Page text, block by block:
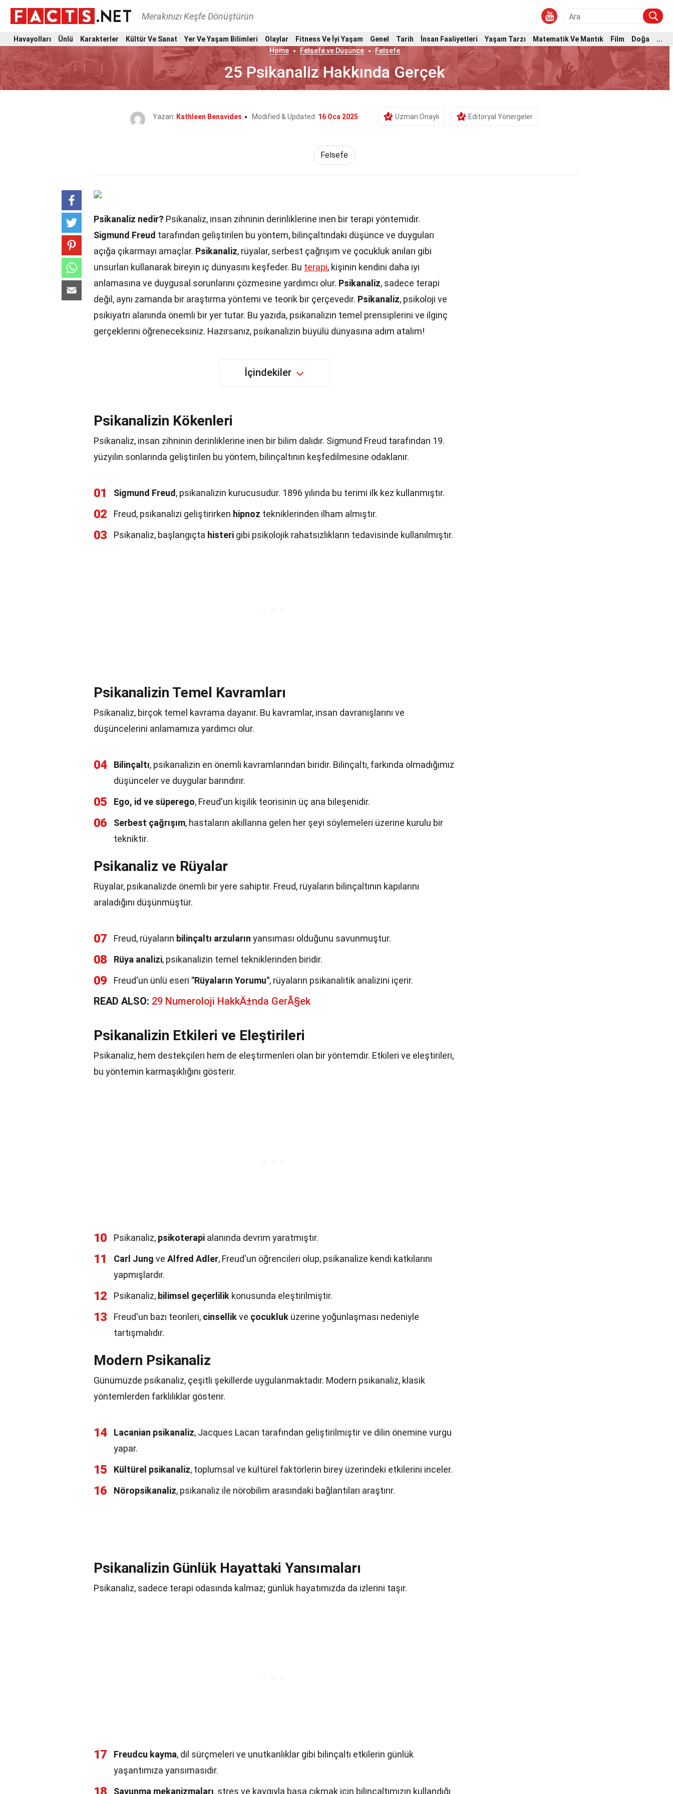
Merakınızı Keşfe Dönüştürün
Havayolları Ünlü Karakterler Kültür Ve Sanat Yer Ve Yaşam Bilimleri Olaylar Fitness Ve İyi Yaşam Genel Tarih İnsan Faaliyetleri Yaşam Tarzı Matematik Ve Mantık Film Doğa
...
Home
Felsefe ve Düşünce Felsefe
25 Psikanaliz Hakkında Gerçek
Yazan: Kathleen Benavides Modified & Updated: 16 Oca 2025 Uzman Onaylı Editoryal Yönergeler
Felsefe
Psikanaliz nedir? Psikanaliz, insan zihninin derinliklerine inen bir terapi yöntemidir.
Sigmund Freud tarafından geliştirilen bu yöntem, bilinçaltındaki düşünce ve duyguları
açığa çıkarmayı amaçlar. Psikanaliz, rüyalar, serbest çağrışım ve çocukluk anıları gibi
unsurları kullanarak bireyin iç dünyasını keşfeder. Bu terapi, kişinin kendini daha iyi
anlamasına ve duygusal sorunlarını çözmesine yardımcı olur. Psikanaliz, sadece terapi
değil, aynı zamanda bir araştırma yöntemi ve teorik bir çerçevedir. Psikanaliz, psikoloji ve
psikiyatri alanında önemli bir yer tutar. Bu yazıda, psikanalizin temel prensiplerini ve ilginç
gerçeklerini öğreneceksiniz. Hazırsanız, psikanalizin büyülü dünyasına adım atalım!
İçindekiler
Psikanalizin Kökenleri
Psikanaliz, insan zihninin derinliklerine inen bir bilim dalıdır. Sigmund Freud tarafından 19.
yüzyılın sonlarında geliştirilen bu yöntem, bilinçaltının keşfedilmesine odaklanır.
01 Sigmund Freud , psikanalizin kurucusudur. 1896 yılında bu terimi ilk kez kullanmıştır.
02 Freud, psikanalizi geliştirirken hipnoz tekniklerinden ilham almıştır.
03 Psikanaliz, başlangıçta histeri gibi psikolojik rahatsızlıkların tedavisinde kullanılmıştır.
Psikanalizin Temel Kavramları
Psikanaliz, birçok temel kavrama dayanır. Bu kavramlar, insan davranışlarını ve
düşüncelerini anlamamıza yardımcı olur.
04 Bilinçaltı, psikanalizin en önemli kavramlarından biridir. Bilinçaltı, farkında olmadığımız
düşünceler ve duygular barındırır.
05 Ego, id ve süperego, Freud'un kişilik teorisinin üç ana bileşenidir.
06 Serbest çağrışım, hastaların akıllarına gelen her şeyi söylemeleri üzerine kurulu bir
tekniktir.
Psikanaliz ve Rüyalar
Rüyalar, psikanalizde önemli bir yere sahiptir. Freud, rüyaların bilinçaltının kapılarını
araladığını düşünmüştür.
07 Freud, rüyaların bilinçaltı arzuların yansıması olduğunu savunmuştur.
08 Rüya analizi, psikanalizin temel tekniklerinden biridir.
09 Freud'un ünlü eseri "Rüyaların Yorumu", rüyaların psikanalitik analizini içerir.
READ ALSO: 29 Numeroloji HakkÄ±nda GerÃ§ek
Psikanalizin Etkileri ve Eleştirileri
Psikanaliz, hem destekçileri hem de eleştirmenleri olan bir yöntemdir. Etkileri ve eleştirileri,
bu yöntemin karmaşıklığını gösterir.
10 Psikanaliz, psikoterapi alanında devrim yaratmıştır.
11 Carl Jung ve Alfred Adler, Freud'un öğrencileri olup, psikanalize kendi katkılarını
yapmışlardır.
12 Psikanaliz, bilimsel geçerlilik konusunda eleştirilmiştir.
13 Freud'un bazı teorileri, cinsellikve çocukluk üzerine yoğunlaşması nedeniyle
tartışmalıdır.
Modern Psikanaliz
Günümüzde psikanaliz, çeşitli şekillerde uygulanmaktadır. Modern psikanaliz, klasik
yöntemlerden farklılıklar gösterir.
14 Lacanian psikanaliz, Jacques Lacan tarafından geliştirilmiştir ve dilin önemine vurgu
yapar.
15 Kültürel psikanaliz, toplumsal ve kültürel faktörlerin birey üzerindeki etkilerini inceler.
16 Nöropsikanaliz, psikanaliz ile nörobilim arasındaki bağlantıları araştırır.
Psikanalizin Günlük Hayattaki Yansımaları
Psikanaliz, sadece terapi odasında kalmaz; günlük hayatımızda da izlerini taşır.
17 Freudcu kayma, dil sürçmeleri ve unutkanlıklar gibi bilinçaltı etkilerin günlük
yaşantımıza yansımasıdır.
Savunma mekanizmaları, stres ve kaygıyla başa çıkmak için bilinçaltımızın kullandığı